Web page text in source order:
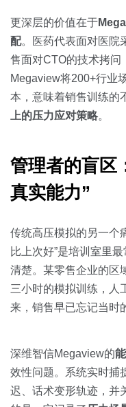
更深层的价值在于
配。医药代表面对医院
售面对CTO的技术拷问
Megaview将200+行业
本，意味着销售训练的
上的压力应对策略。
管理者的盲区
真实能力”
传统高压模拟的另一个
比上次好”是培训室里
清楚。某零售企业的区
三小时的模拟训练，
来，销售早已忘记当时
深维智信Megaview的
效性问题。系统实时捕
迟、话术变形轨迹，并